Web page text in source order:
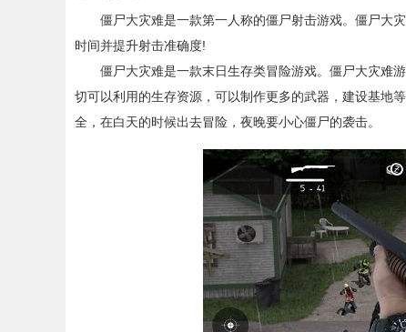
僵尸大灾难是一款第一人称的僵尸射击游戏。僵尸大灾
时间并提升射击准确度!
僵尸大灾难是一款末日生存类冒险游戏。僵尸大灾难游
切可以利用的生存资源，可以制作更多的武器，建设基地
全，在白天的时候出去冒险，夜晚要小心僵尸的袭击。